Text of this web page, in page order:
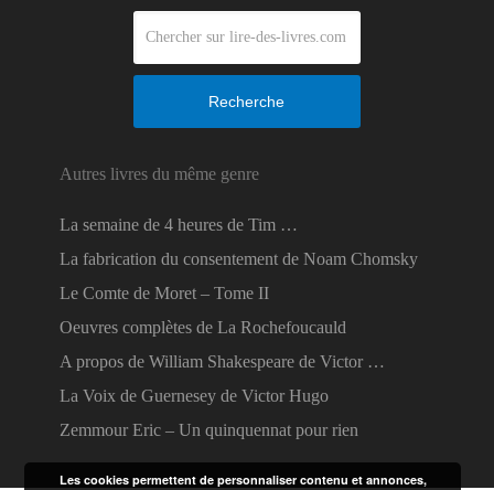
Recherche
Autres livres du même genre
La semaine de 4 heures de Tim …
La fabrication du consentement de Noam Chomsky
Le Comte de Moret – Tome II
Oeuvres complètes de La Rochefoucauld
A propos de William Shakespeare de Victor …
La Voix de Guernesey de Victor Hugo
Zemmour Eric – Un quinquennat pour rien
Les cookies permettent de personnaliser contenu et annonces,